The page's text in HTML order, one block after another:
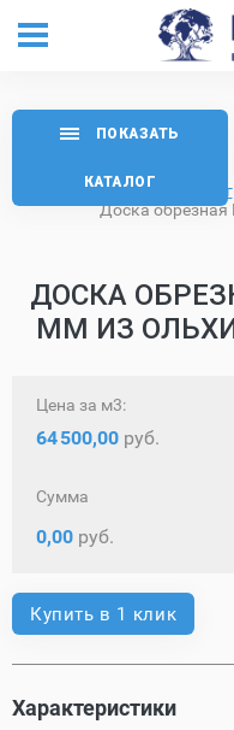
Главная Каталог
Доска обрезная
ДОСКА
ММ ИЗ
ПОКАЗАТЬ
КАТАЛОГ
Цена за м3:
64500,00 руб.
Сумма
0,00 руб.
Купить в 1 клик
Характеристики